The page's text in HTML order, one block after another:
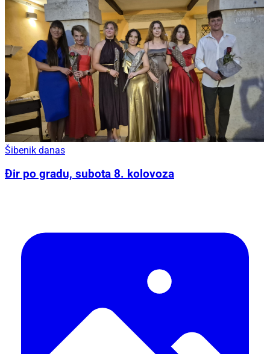
Šibenik danas
Đir po gradu, subota 8. kolovoza